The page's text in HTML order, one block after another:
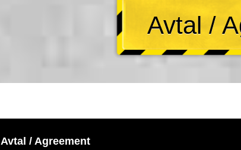
Avtal /
Avtal / Agreement